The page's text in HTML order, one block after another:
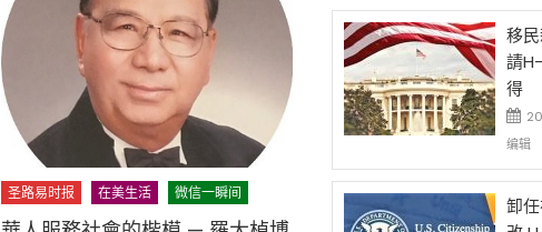
圣路易时报 在美生活 微信一瞬间
移
請
得
编辑
卸